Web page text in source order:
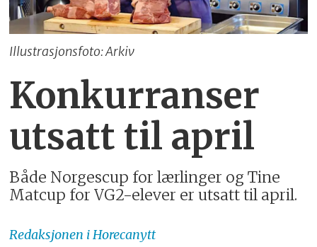
Illustrasjonsfoto: Arkiv
Konkurranser
utsatt til april
Både Norgescup for lærlinger og Tine
Matcup for VG2-elever er utsatt til april.
Redaksjonen i Horecanytt